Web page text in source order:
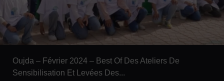
Oujda – Février 2024 – Best Of Des Ateliers De
Sensibilisation Et Levées Des...